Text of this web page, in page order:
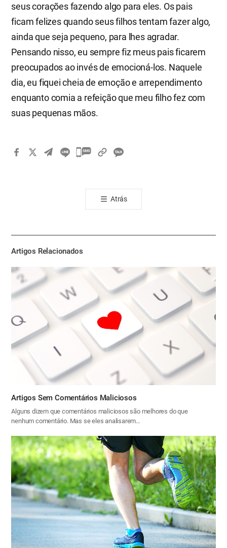
seus corações fazendo algo para eles. Os pais
ficam felizes quando seus filhos tentam fazer algo,
ainda que seja pequeno, para lhes agradar.
Pensando nisso, eu sempre fiz meus pais ficarem
preocupados ao invés de emocioná-los. Naquele
dia, eu fiquei cheia de emoção e arrependimento
enquanto comia a refeição que meu filho fez com
suas pequenas mãos.
카
톡
공
기
Atrás
Artigos Relacionados
Artigos Sem Comentários Maliciosos
Alguns dizem que comentários maliciosos são melhores do que
nenhum comentário. Mas se eles analisarem…